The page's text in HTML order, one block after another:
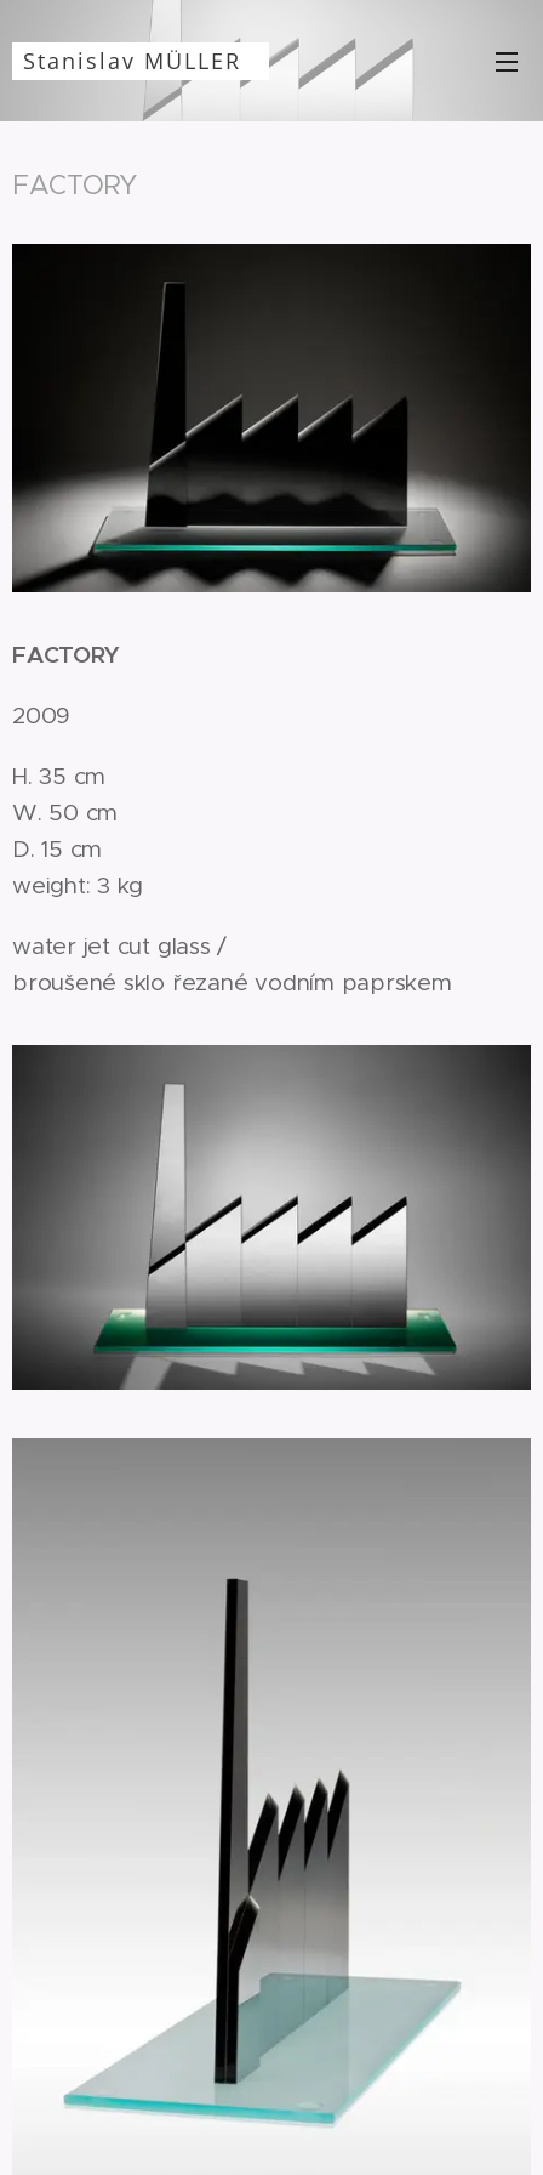
Stanislav MÜLLER
FACTORY
FACTORY
2009
H. 35 cm
W. 50 cm
D. 15 cm
weight: 3 kg
water jet cut glass /
broušené sklo řezané vodním paprskem